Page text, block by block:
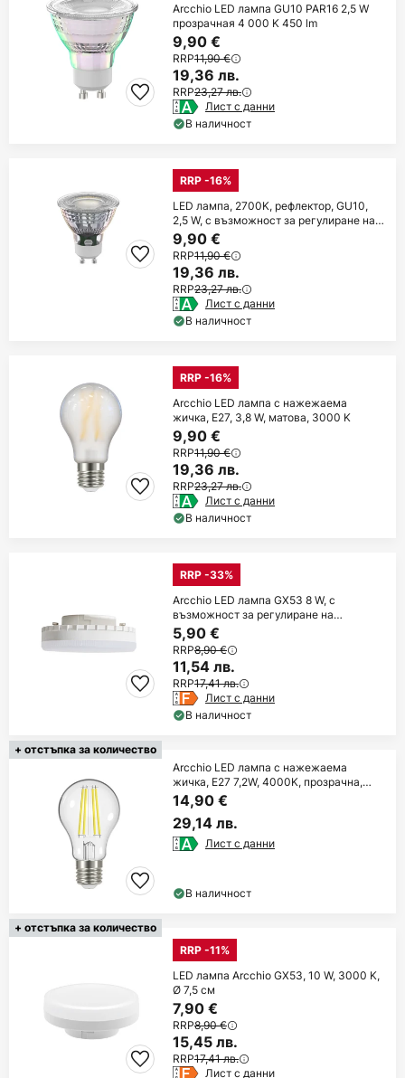
Arcchio LED лампа GU10 PAR16 2,5 W
прозрачная 4 000 K 450 lm
9,90 €
RRP11,90 €
19,36 лв.
RRP23,27 лв.
Лист с данни
В наличност
RRP -16%
LED лампа, 2700K, рефлектор, GU10,
2,5 W, с възможност за регулиране на
яркостта
9,90 €
RRP11,90 €
19,36 лв.
RRP23,27 лв.
Лист с данни
В наличност
RRP -16%
Arcchio LED лампа с нажежаема
жичка, E27, 3,8 W, матова, 3000 K
9,90 €
RRP11,90 €
19,36 лв.
RRP23,27 лв.
Лист с данни
В наличност
RRP -33%
Arcchio LED лампа GX53 8 W, с
възможност за регулиране на
яркостта, 3000 K, Ø
5,90 €
RRP8,90 €
11,54 лв.
RRP17,41 лв.
Лист с данни
В наличност
+ отстъпка за количество
Arcchio LED лампа с нажежаема
жичка, E27 7,2W, 4000K, прозрачна,
1521 lm
14,90 €
29,14 лв.
Лист с данни
В наличност
+ отстъпка за количество
RRP -11%
LED лампа Arcchio GX53, 10 W, 3000 K,
Ø 7,5 см
7,90 €
RRP8,90 €
15,45 лв.
RRP17,41 лв.
Лист с данни